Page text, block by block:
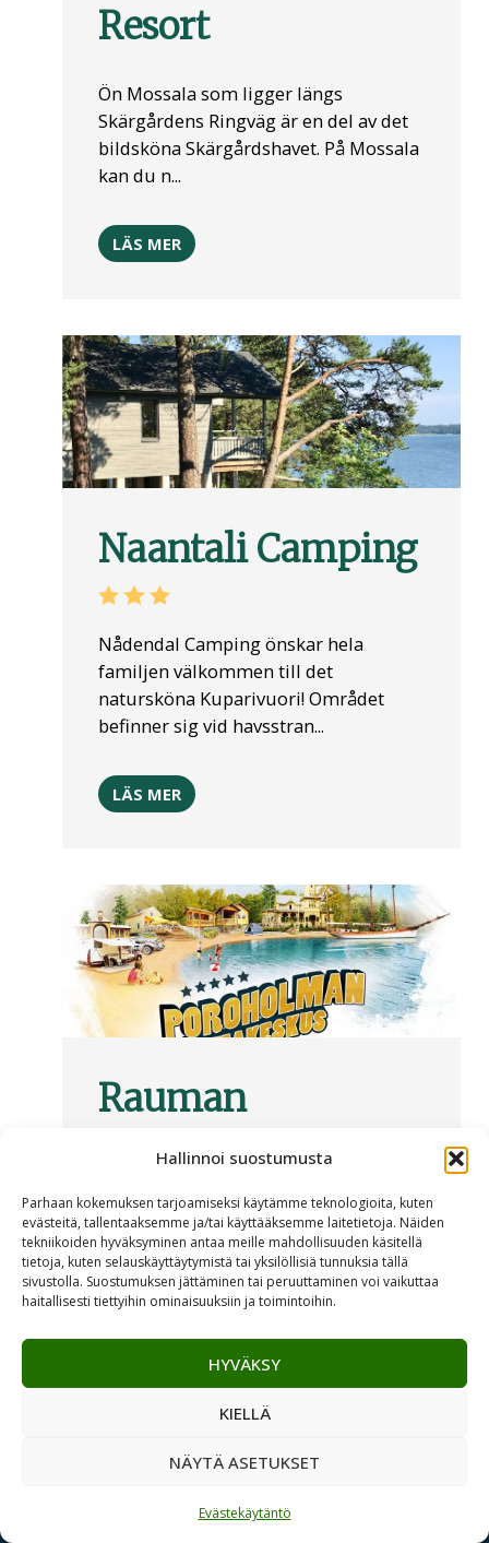
Hallinnoi suostumusta
Parhaan kokemuksen tarjoamiseksi käytämme teknologioita, kuten
evästeitä, tallentaaksemme ja/tai käyttääksemme laitetietoja. Näiden
tekniikoiden hyväksyminen antaa meille mahdollisuuden käsitellä
tietoja, kuten selauskäyttäytymistä tai yksilöllisiä tunnuksia tällä
sivustolla. Suostumuksen jättäminen tai peruuttaminen voi vaikuttaa
haitallisesti tiettyihin ominaisuuksiin ja toimintoihin.
HYVÄKSY
KIELLÄ
NÄYTÄ ASETUKSET
Evästekäytäntö
Resort
Ön Mossala som ligger längs
Skärgårdens Ringväg är en del av det
bildsköna Skärgårdshavet. På Mossala
kan du n...
LÄS MER
Naantali Camping
Nådendal Camping önskar hela
familjen välkommen till det
natursköna Kuparivuori! Området
befinner sig vid havsstran...
LÄS MER
Rauman
Poroholma
En högklassig femstjärnig
semesteranläggning vid havet men
ändå i stadens centrum. Du kan välja
LÄS MER